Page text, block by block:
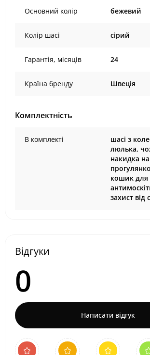
Основний колір бежевий
Колір шасі сірий
Гарантія, місяців 24
Країна бренду Швеція
Комплектність
В комплекті
шасі з
люлька,
накидка
кошик для
захист від
Відгуки
0
Написати відгук